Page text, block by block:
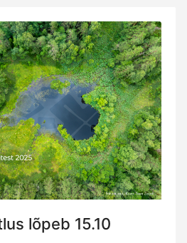
lõpeb 15.10